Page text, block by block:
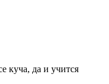
куча, да и учится